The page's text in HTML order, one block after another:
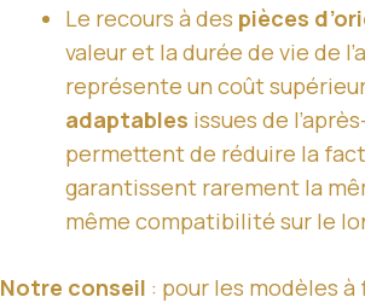
Le recours à des pièces
valeur et la durée de vie de
représente un coût
adaptables issues de
permettent de réduire la
garantissent rarement la
même compatibilité sur le
Notre conseil : pour les modèles